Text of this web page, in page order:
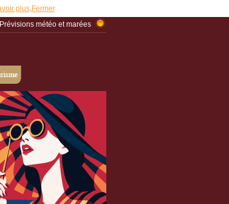
plus. Fermer
Prévisions météo et marées